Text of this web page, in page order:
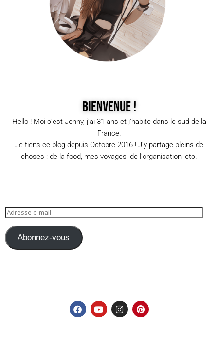
Bienvenue !
Hello ! Moi c'est Jenny, j'ai 31 ans et j'habite dans le sud de la
France.
Je tiens ce blog depuis Octobre 2016 ! J'y partage pleins de
choses : de la food, mes voyages, de l'organisation, etc.
Abonnez-vous